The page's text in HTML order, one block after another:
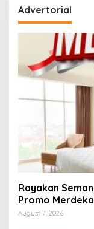
Advertorial
Rayakan
Promo
Lampung
August 7, 2026